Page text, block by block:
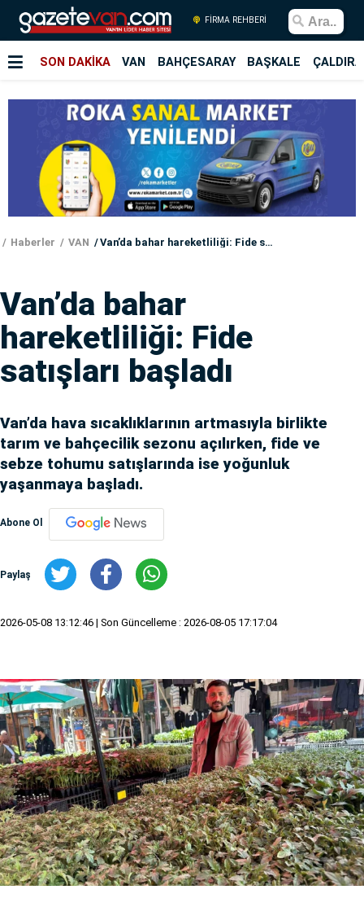
FİRMA REHBERİ
SON DAKİKA VAN BAHÇESARAY BAŞKALE
Haberler VAN Van’da bahar hareketliliği: Fide satışları başladı
Van’da bahar
hareketliliği: Fide
satışları başladı
Van’da hava sıcaklıklarının artmasıyla birlikte
tarım ve bahçecilik sezonu açılırken, fide ve
sebze tohumu satışlarında ise yoğunluk
yaşanmaya başladı.
Abone Ol
Paylaş
2026-05-08 13:12:46 | Son Güncelleme : 2026-08-05 17:17:04